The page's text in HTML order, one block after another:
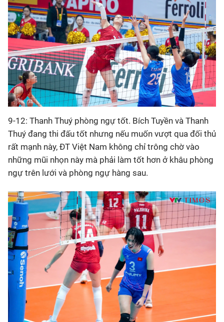
9-12: Thanh Thuý phòng ngự tốt. Bích Tuyền và Thanh
Thuý đang thi đấu tốt nhưng nếu muốn vượt qua đối thủ
rất mạnh này, ĐT Việt Nam không chỉ trông chờ vào
những mũi nhọn này mà phải làm tốt hơn ở khâu phòng
ngự trên lưới và phòng ngự hàng sau.